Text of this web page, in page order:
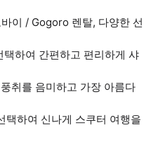
이 / Gogoro 렌탈, 다양한 선
하여 간편하고 편리하게 샤
취를 음미하고 가장 아름다
택하여 신나게 스쿠터 여행을